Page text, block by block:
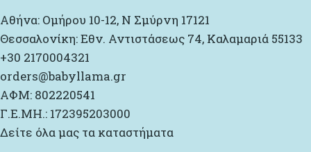
Αθήνα: Ομήρου 10-12, Ν Σμύρνη 17121
Θεσσαλονίκη: Εθν. Αντιστάσεως 74, Καλαμαριά 55133
+30 2170004321
orders@babyllama.gr
ΑΦΜ: 802220541
Γ.Ε.ΜΗ.: 172395203000
Δείτε όλα μας τα καταστήματα